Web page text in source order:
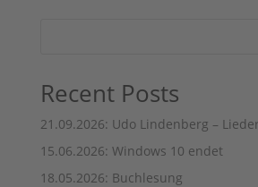
Recent Posts
21.09.2026: Udo Lindenberg –
15.06.2026: Windows 10 endet
18.05.2026: Buchlesung